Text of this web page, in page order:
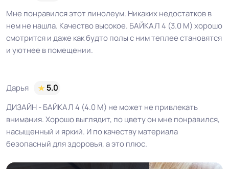
Мне понравился этот линолеум. Никаких недостатков в
нем не нашла. Качество высокое. БАЙКАЛ 4 (3.0 М) хорошо
смотрится и даже как будто полы с ним теплее становятся
и уютнее в помещении.
Дарья
5.0
ДИЗАЙН - БАЙКАЛ 4 (4.0 М) не может не привлекать
внимания. Хорошо выглядит, по цвету он мне понравился,
насыщенный и яркий. И по качеству материала
безопасный для здоровья, а это плюс.